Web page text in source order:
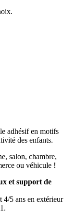
adhésif en motifs
des enfants.
salon, chambre,
ou véhicule !
et support de
4/5 ans en extérieur